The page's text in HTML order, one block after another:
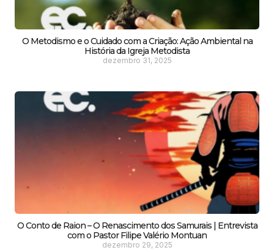
O Metodismo e o Cuidado com a Criação: Ação Ambiental na
História da Igreja Metodista
dezembro 31, 2025
O Conto de Raion – O Renascimento dos Samurais | Entrevista
com o Pastor Filipe Valério Montuan
dezembro 29, 2025